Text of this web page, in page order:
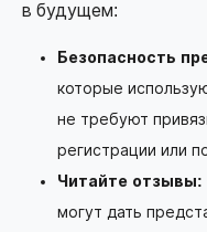
в будущем:
Безопасность
которые
не требуют
регистрации или
Читайте отзывы:
могут дать